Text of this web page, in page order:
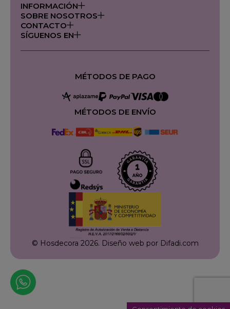
INFORMACIÓN
SOBRE NOSOTROS
CONTACTO
SÍGUENOS EN
MÉTODOS DE PAGO
MÉTODOS DE ENVÍO
© Hosdecora 2026. Diseño web por Difadi.com